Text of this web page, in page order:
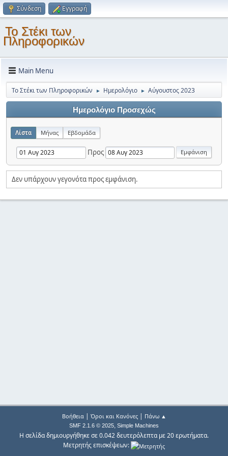
Σύνδεση Εγγραφή
Το Στέκι των
Πληροφορικών
Main Menu
Το Στέκι των Πληροφορικών ► Ημερολόγιο ► Αύγουστος 2023
Ημερολόγιο Προσεχώς
Λίστα Μήνας Εβδομάδα
Προς
Δεν υπάρχουν γεγονότα προς εμφάνιση.
Βοήθεια| Όροι και Κανόνες| Πάνω ▲
SMF 2.1.6 © 2025, Simple Machines
Η σελίδα δημιουργήθηκε σε 0.042 δευτερόλεπτα με 20 ερωτήματα.
Μετρητής επισκέψεων: